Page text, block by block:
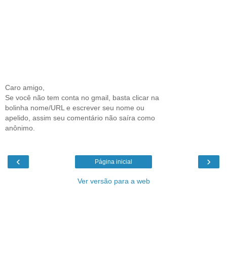
Caro amigo,
Se você não tem conta no gmail, basta clicar na
bolinha nome/URL e escrever seu nome ou
apelido, assim seu comentário não saíra como
anônimo.
‹ ›
Página inicial
Ver versão para a web